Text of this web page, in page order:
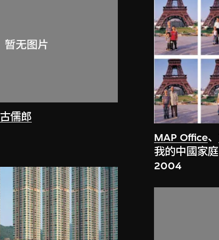
古儒郎
MAP Office、
我的中國家庭
2004